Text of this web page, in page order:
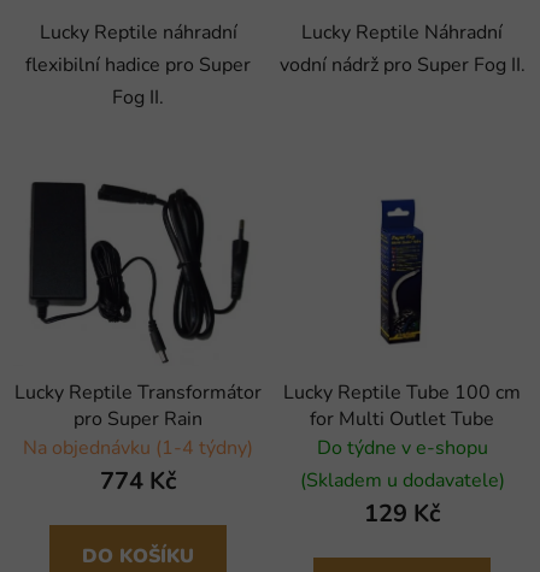
Lucky Reptile náhradní
flexibilní hadice pro Super
Fog II.
Lucky Reptile Náhradní
vodní nádrž pro Super Fog II.
Lucky Reptile Transformátor
pro Super Rain
Na objednávku (1-4 týdny)
774 Kč
DO KOŠÍKU
Lucky Reptile Tube 100 cm
for Multi Outlet Tube
Do týdne v e-shopu
(Skladem u dodavatele)
129 Kč